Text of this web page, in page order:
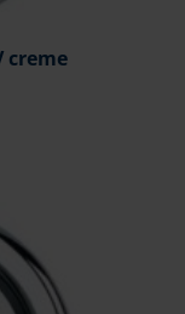
creme